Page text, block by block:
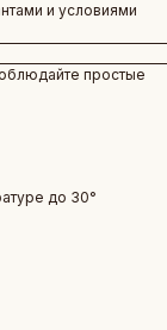
и условиями
простые
до 30°